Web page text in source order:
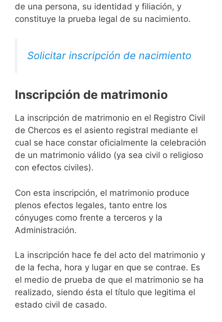
de una persona, su identidad y filiación, y
constituye la prueba legal de su nacimiento.
Solicitar inscripción de nacimiento
Inscripción de matrimonio
La inscripción de matrimonio en el Registro Civil
de Chercos es el asiento registral mediante el
cual se hace constar oficialmente la celebración
de un matrimonio válido (ya sea civil o religioso
con efectos civiles).
Con esta inscripción, el matrimonio produce
plenos efectos legales, tanto entre los
cónyuges como frente a terceros y la
Administración.
La inscripción hace fe del acto del matrimonio y
de la fecha, hora y lugar en que se contrae. Es
el medio de prueba de que el matrimonio se ha
realizado, siendo ésta el título que legitima el
estado civil de casado.